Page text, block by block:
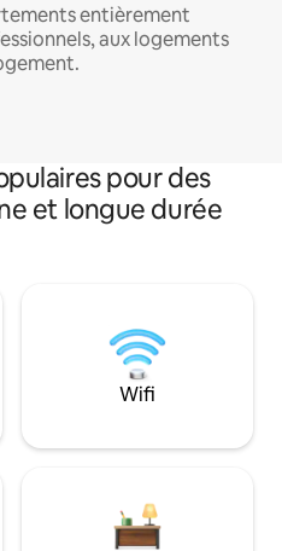
entièrement
aux logements
pour des
et longue durée
Wifi